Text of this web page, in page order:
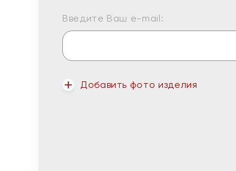
Введите Ваш e-mail:
Добавить фото изделия